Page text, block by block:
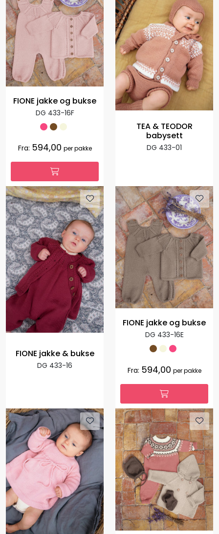
FIONE jakke og bukse
DG 433-16F
Fra: 594,00 per pakke
TEA & TEODOR
babysett
DG 433-01
FIONE jakke & bukse
DG 433-16
FIONE jakke og bukse
DG 433-16E
Fra: 594,00 per pakke